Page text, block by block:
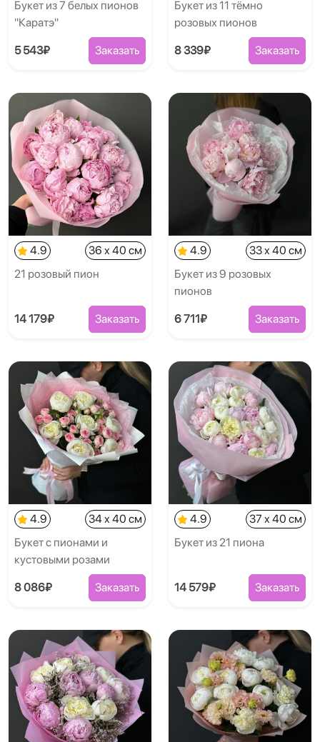
Букет из 7 белых пионов
"Каратэ"
5 543₽ Заказать
Букет из 11 тёмно
розовых пионов
8 339₽ Заказать
4.9
36 x 40 см
21 розовый пион
14 179₽ Заказать
4.9
33 x 40 см
Букет из 9 розовых
пионов
6 711₽ Заказать
4.9
34 x 40 см
Букет с пионами и
кустовыми розами
8 086₽ Заказать
4.9
37 x 40 см
Букет из 21 пиона
14 579₽ Заказать